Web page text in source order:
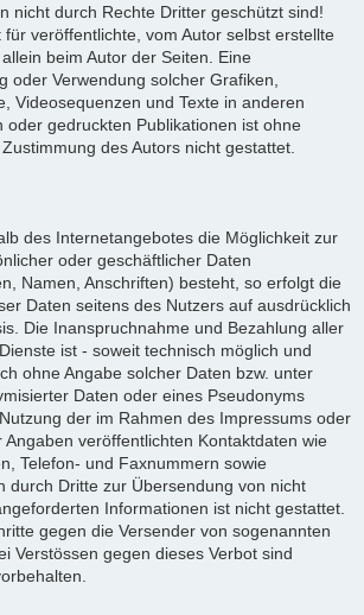
nicht durch Rechte Dritter geschützt sind!
für veröffentlichte, vom Autor selbst erstellte
beim Autor der Seiten. Eine
oder Verwendung solcher Grafiken,
Videosequenzen und Texte in anderen
oder gedruckten Publikationen ist ohne
des Autors nicht gestattet.
des Internetangebotes die Möglichkeit zur
oder geschäftlicher Daten
Namen, Anschriften) besteht, so erfolgt die
Daten seitens des Nutzers auf ausdrücklich
Die Inanspruchnahme und Bezahlung aller
ist - soweit technisch möglich und
ohne Angabe solcher Daten bzw. unter
Daten oder eines Pseudonyms
der im Rahmen des Impressums oder
Angaben veröffentlichten Kontaktdaten wie
Telefon- und Faxnummern sowie
durch Dritte zur Übersendung von nicht
Informationen ist nicht gestattet.
gegen die Versender von sogenannten
Verstössen gegen dieses Verbot sind